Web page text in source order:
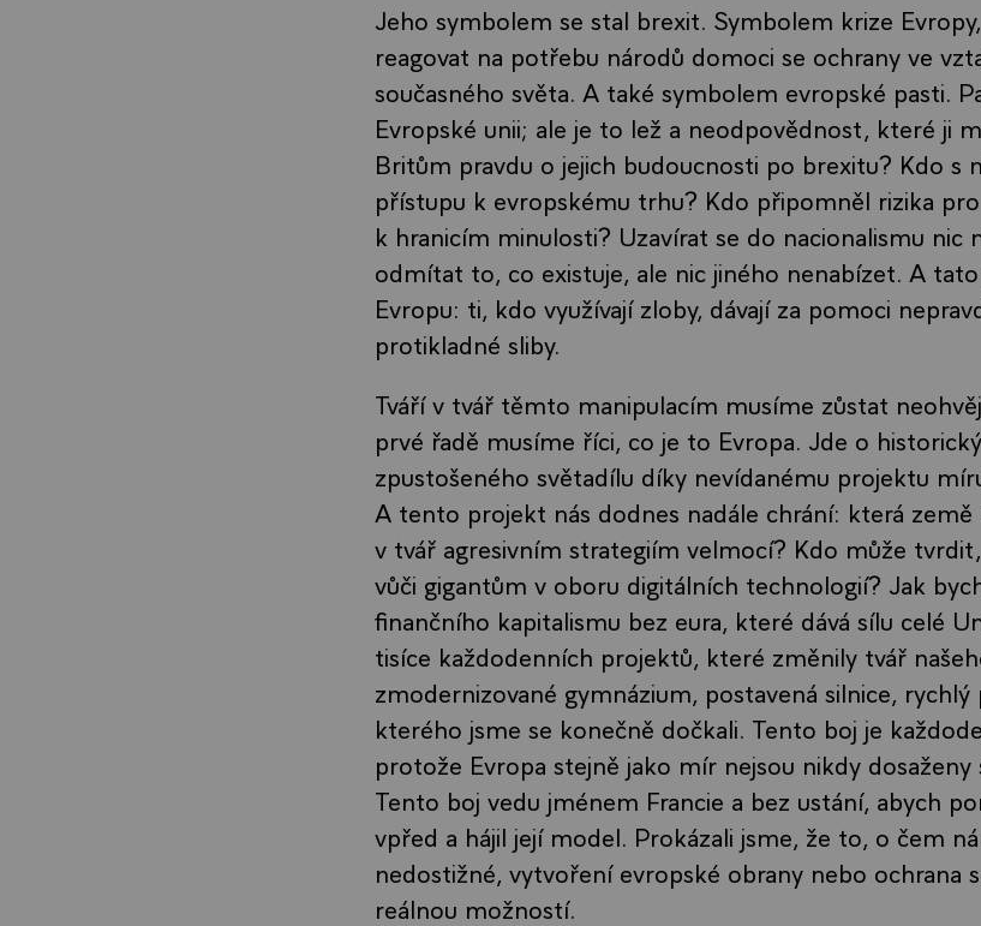
Jeho symbolem se stal brexit. Symbolem krize
reagovat na potřebu národů domoci se ochrany ve
současného světa. A také symbolem evropské pasti.
Evropské unii; ale je to lež a neodpovědnost, které ji
Britům pravdu o jejich budoucnosti po brexitu? Kdo s
přístupu k evropskému trhu? Kdo připomněl rizika
k hranicím minulosti? Uzavírat se do nacionalismu nic
odmítat to, co existuje, ale nic jiného nenabízet. A
Evropu: ti, kdo využívají zloby, dávají za pomoci
protikladné sliby.
Tváří v tvář těmto manipulacím musíme zůstat
prvé řadě musíme říci, co je to Evropa. Jde o
zpustošeného světadílu díky nevídanému projektu
A tento projekt nás dodnes nadále chrání: která
v tvář agresivním strategiím velmocí? Kdo může
vůči gigantům v oboru digitálních technologií? Jak
finančního kapitalismu bez eura, které dává sílu celé
tisíce každodenních projektů, které změnily tvář
zmodernizované gymnázium, postavená silnice,
kterého jsme se konečně dočkali. Tento boj je
protože Evropa stejně jako mír nejsou nikdy
Tento boj vedu jménem Francie a bez ustání, abych
vpřed a hájil její model. Prokázali jsme, že to, o čem
nedostižné, vytvoření evropské obrany nebo ochrana
reálnou možností.